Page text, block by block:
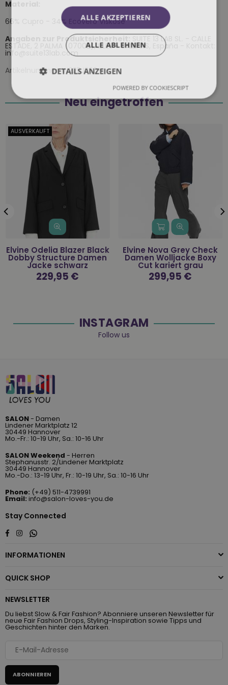
Material:
66% Cupro - 34% Ecovero Viskose
Angaben zur Produktsicherheit:
SUITE 13 LAB SL. - CALLE
ESTADE, 2 PALMA (07002), ILLES - BALEARS, España - Kontakt:
info@suite13lab.com
Artikelnummer:W225J263-L
Neu eingetroffen
AUSVERKAUFT
Elvine Odelia Blazer Black
Dobby Structure Damen
Jacke schwarz
Normaler
Preis
229,95 €
Elvine Nova Grey Check
Damen Wolljacke Boxy
Cut kariert grau
Normaler
Preis
299,95 €
INSTAGRAM
Follow us
SALON- Damen
Lindener Marktplatz 12
30449 Hannover
Mo.-Fr.: 10-19 Uhr, Sa.: 10-16 Uhr
SALON Weekend - Herren
Stephanusstr. 2/Lindener Marktplatz
30449 Hannover
Mo.-Do.: 13-19 Uhr, Fr.: 10-19 Uhr, Sa.: 10-16 Uhr
Phone: (+49) 511-4739991
Email: info@salon-loves-you.de
Stay Connected
Facebook
InstagramWhatsapp
INFORMATIONEN
QUICK SHOP
NEWSLETTER
Du liebst Slow & Fair Fashion? Abonniere unseren Newsletter für
neue Fair Fashion Drops, Styling-Inspiration sowie Tipps und
Geschichten hinter den Marken.
ABONNIEREN
ALLE AKZEPTIEREN
ALLE ABLEHNEN
DETAILS ANZEIGEN
POWERED BY COOKIESCRIPT